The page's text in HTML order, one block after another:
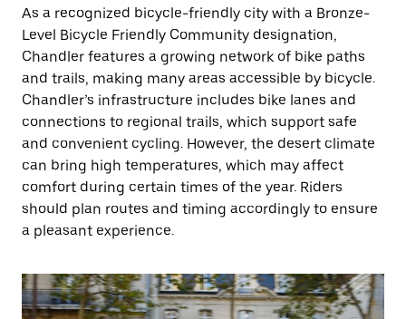
As a recognized bicycle-friendly city with a Bronze-
Level Bicycle Friendly Community designation,
Chandler features a growing network of bike paths
and trails, making many areas accessible by bicycle.
Chandler’s infrastructure includes bike lanes and
connections to regional trails, which support safe
and convenient cycling. However, the desert climate
can bring high temperatures, which may affect
comfort during certain times of the year. Riders
should plan routes and timing accordingly to ensure
a pleasant experience.